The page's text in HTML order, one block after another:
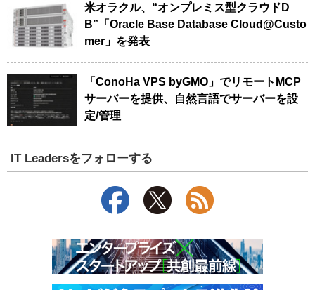
米オラクル、“オンプレミス型クラウドD
B”「Oracle Base Database Cloud@Custo
mer」を発表
「ConoHa VPS byGMO」でリモートMCP
サーバーを提供、自然言語でサーバーを設
定/管理
IT Leadersをフォローする